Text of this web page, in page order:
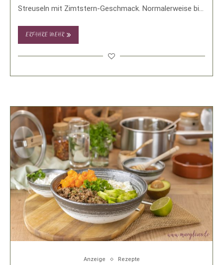
Streuseln mit Zimtstern-Geschmack. Normalerweise bin
ERFAHRE MEHR
Anzeige Rezepte